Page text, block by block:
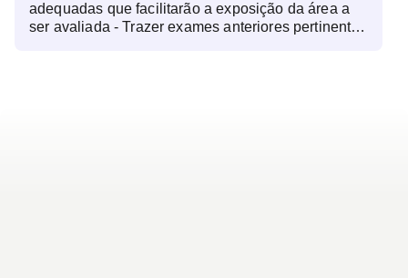
adequadas que facilitarão a exposição da área a
ser avaliada - Trazer exames anteriores pertinentes